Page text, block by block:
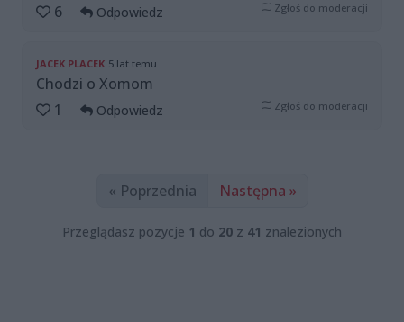
6
Odpowiedz Zgłoś do moderacji
JACEK PLACEK 5 lat temu
Chodzi o Xomom
1
Odpowiedz Zgłoś do moderacji
« Poprzednia Następna »
Przeglądasz pozycje 1 do 20 z 41 znalezionych